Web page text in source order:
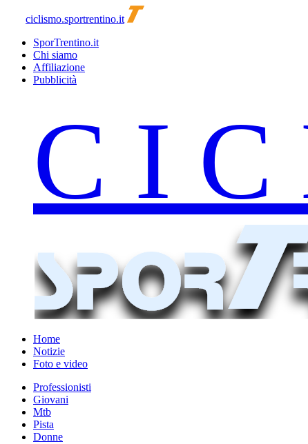
ciclismo.sportrentino.it
SporTrentino.it
Chi siamo
Affiliazione
Pubblicità
Home
Notizie
Foto e video
Professionisti
Giovani
Mtb
Pista
Donne